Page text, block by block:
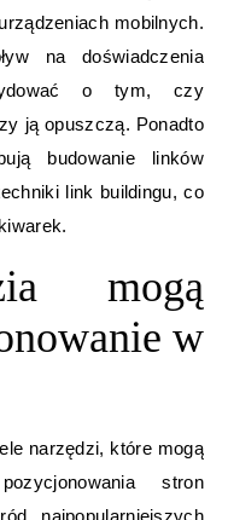
mobilnych.
na doświadczenia
o tym, czy
ją opuszczą. Ponadto
budowanie linków
link buildingu, co
mogą
w
narzędzi, które mogą
stron
najpopularniejszych